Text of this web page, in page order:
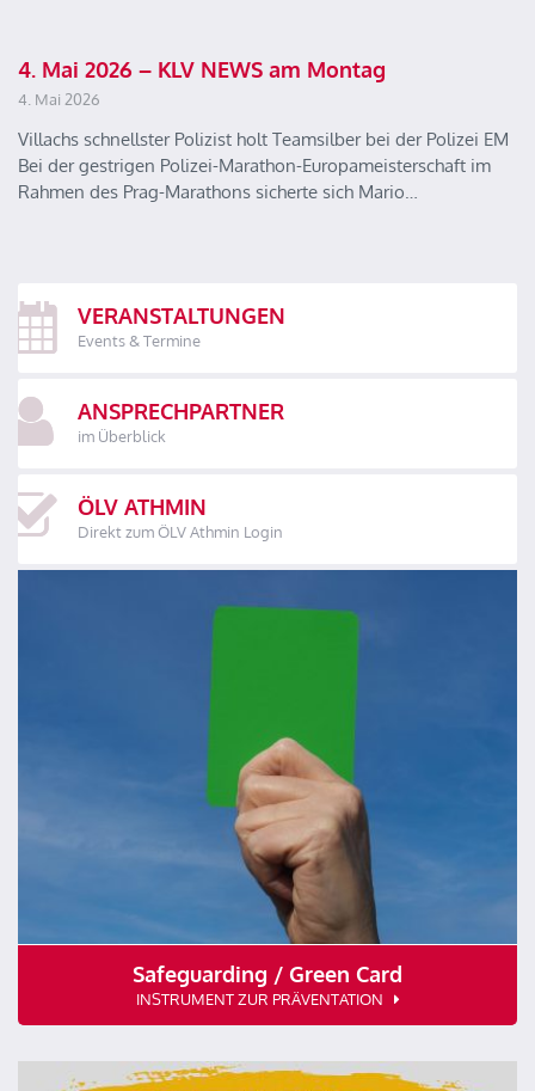
4. Mai 2026 – KLV NEWS am Montag
4. Mai 2026
Villachs schnellster Polizist holt Teamsilber bei der Polizei EM
Bei der gestrigen Polizei-Marathon-Europameisterschaft im
Rahmen des Prag-Marathons sicherte sich Mario…
VERANSTALTUNGEN
Events & Termine
ANSPRECHPARTNER
im Überblick
ÖLV ATHMIN
Direkt zum ÖLV Athmin Login
Safeguarding / Green Card
INSTRUMENT ZUR PRÄVENTATION